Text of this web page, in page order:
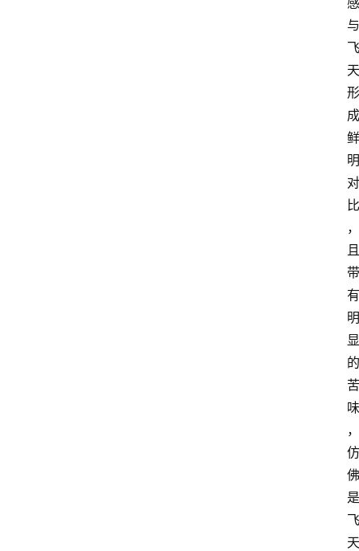
与
飞
天
形
成
鲜
明
对
比
，
且
带
有
明
显
的
苦
味
，
仿
佛
是
飞
天